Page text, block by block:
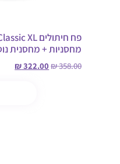
מחסניות + מחסנית
₪358.00
₪322.00